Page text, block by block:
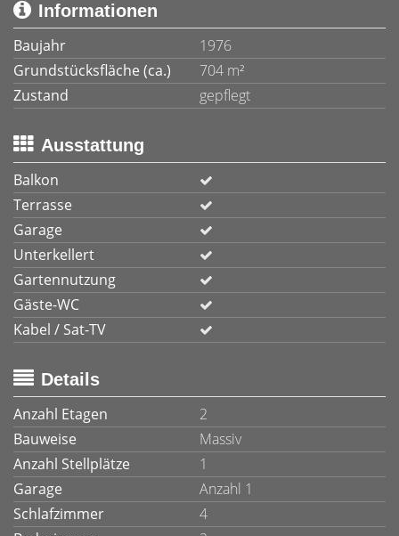
Informationen
Baujahr
1976
Grundstücksfläche (ca.)
704 m²
Zustand
gepflegt
Ausstattung
Balkon
Terrasse
Garage
Unterkellert
Gartennutzung
Gäste-WC
Kabel / Sat-TV
Details
Anzahl Etagen
2
Bauweise
Massiv
Anzahl Stellplätze
1
Garage
Anzahl 1
Schlafzimmer
4